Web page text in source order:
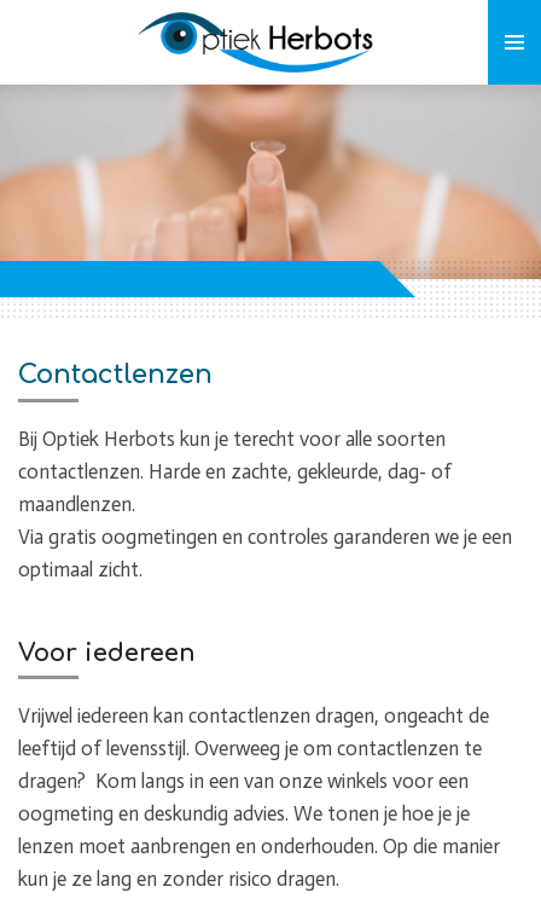
naar
hoofdinhoud
Contactlenzen
Bij Optiek Herbots kun je terecht voor alle soorten
contactlenzen. Harde en zachte, gekleurde, dag- of
maandlenzen.
Via gratis oogmetingen en controles garanderen we je een
optimaal zicht.
Voor iedereen
Vrijwel iedereen kan contactlenzen dragen, ongeacht de
leeftijd of levensstijl. Overweeg je om contactlenzen te
dragen? Kom langs in een van onze winkels voor een
oogmeting en deskundig advies. We tonen je hoe je je
lenzen moet aanbrengen en onderhouden. Op die manier
kun je ze lang en zonder risico dragen.